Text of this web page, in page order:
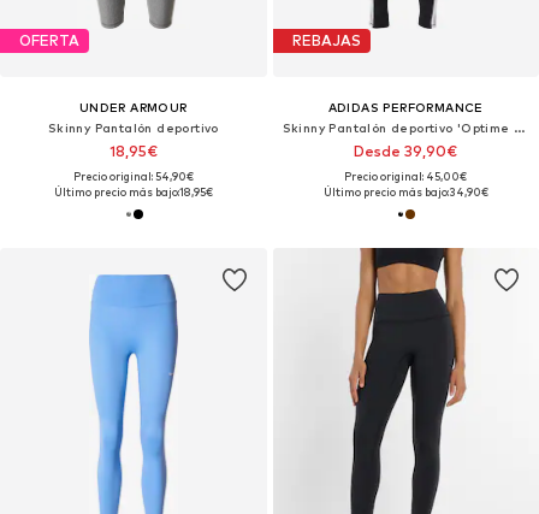
OFERTA
UNDER ARMOUR
Skinny Pantalón deportivo
18,95€
Precio original: 54,90€
Último precio más bajo:18,95€
REBAJAS
ADIDAS PERFORMANCE
Skinny Pantalón deportivo 'Optime Essentials'
Desde 39,90€
Precio original: 45,00€
Último precio más bajo:34,90€